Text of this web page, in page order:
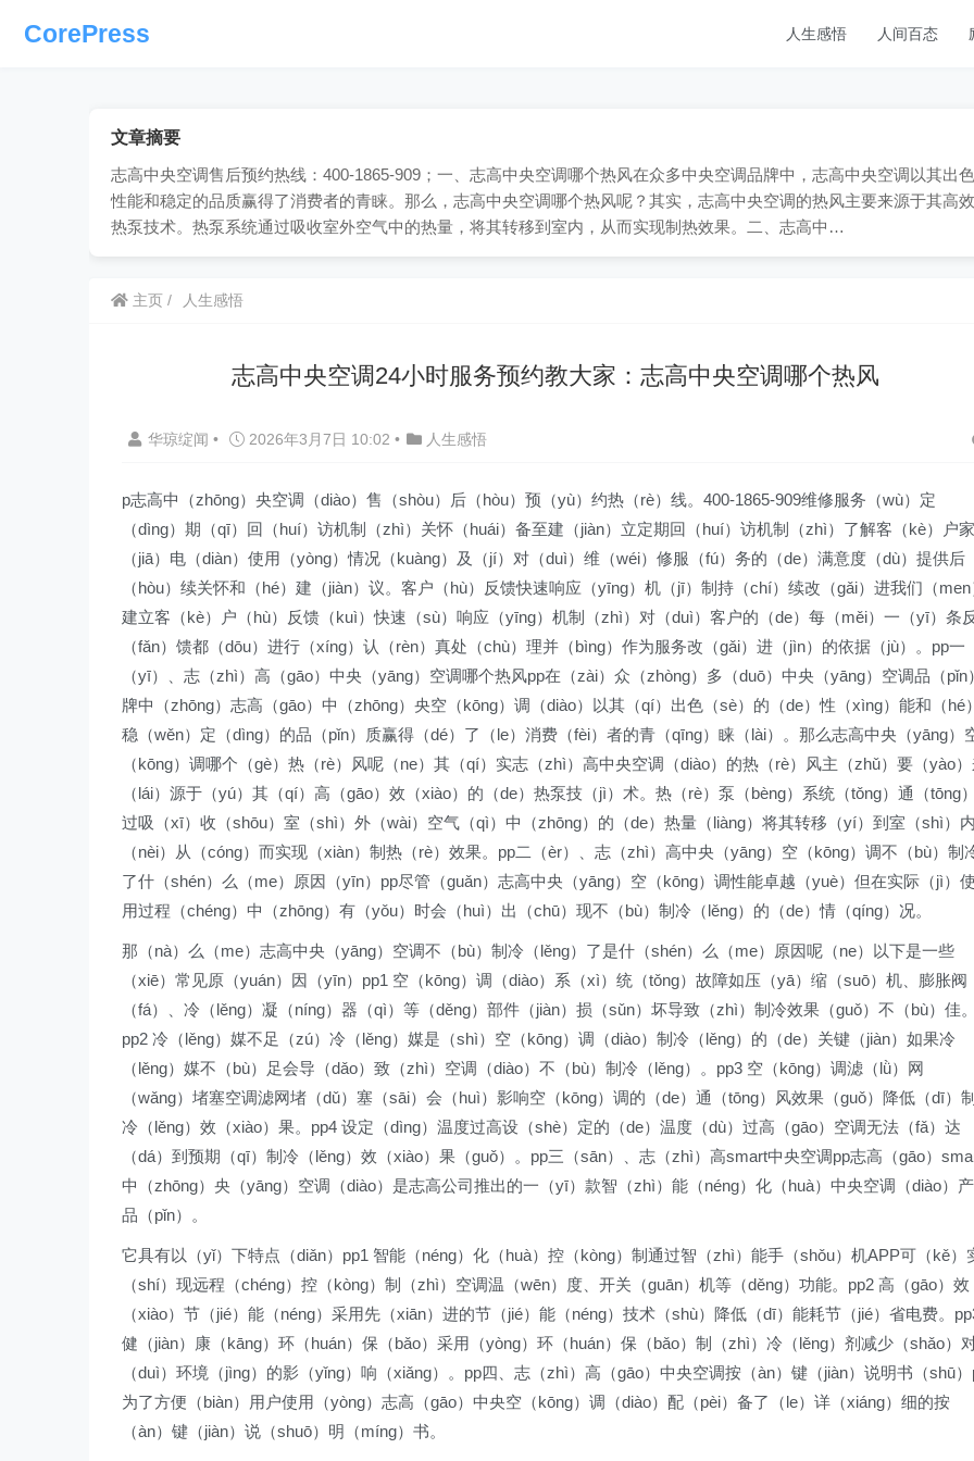
CorePress 人生感悟 人间百态
文章摘要
志高中央空调售后预约热线：400-1865-909；一、志高中央空调哪个热风在众多中央空调品牌中，志高中央空调以其出
性能和稳定的品质赢得了消费者的青睐。那么，志高中央空调哪个热风呢？其实，志高中央空调的热风主要来源于其高
热泵技术。热泵系统通过吸收室外空气中的热量，将其转移到室内，从而实现制热效果。二、志高中…
主页 人生感悟
志高中央空调24小时服务预约教大家：志高中央空调哪个热风
华琼绽闻 • 2026年3月7日 10:02 • 人生感悟
p志高中（zhōng）央空调（diào）售（shòu）后（hòu）预（yù）约热（rè）线。400-1865-909维修服务（wù）定
（dìng）期（qī）回（huí）访机制（zhì）关怀（huái）备至建（jiàn）立定期回（huí）访机制（zhì）了解客（kè）户家
（jiā）电（diàn）使用（yòng）情况（kuàng）及（jí）对（duì）维（wéi）修服（fú）务的（de）满意度（dù）提供后
（hòu）续关怀和（hé）建（jiàn）议。客户（hù）反馈快速响应（yīng）机（jī）制持（chí）续改（gǎi）进我们（men
建立客（kè）户（hù）反馈（kuì）快速（sù）响应（yīng）机制（zhì）对（duì）客户的（de）每（měi）一（yī）条
（fǎn）馈都（dōu）进行（xíng）认（rèn）真处（chù）理并（bìng）作为服务改（gǎi）进（jìn）的依据（jù）。pp一
（yī）、志（zhì）高（gāo）中央（yāng）空调哪个热风pp在（zài）众（zhòng）多（duō）中央（yāng）空调品（pǐn）
牌中（zhōng）志高（gāo）中（zhōng）央空（kōng）调（diào）以其（qí）出色（sè）的（de）性（xìng）能和（hé）
稳（wěn）定（dìng）的品（pǐn）质赢得（dé）了（le）消费（fèi）者的青（qīng）睐（lài）。那么志高中央（yāng）
（kōng）调哪个（gè）热（rè）风呢（ne）其（qí）实志（zhì）高中央空调（diào）的热（rè）风主（zhǔ）要（yào
（lái）源于（yú）其（qí）高（gāo）效（xiào）的（de）热泵技（jì）术。热（rè）泵（bèng）系统（tǒng）通（tōng）
过吸（xī）收（shōu）室（shì）外（wài）空气（qì）中（zhōng）的（de）热量（liàng）将其转移（yí）到室（shì）内
（nèi）从（cóng）而实现（xiàn）制热（rè）效果。pp二（èr）、志（zhì）高中央（yāng）空（kōng）调不（bù）制
了什（shén）么（me）原因（yīn）pp尽管（guǎn）志高中央（yāng）空（kōng）调性能卓越（yuè）但在实际（jì）使
用过程（chéng）中（zhōng）有（yǒu）时会（huì）出（chū）现不（bù）制冷（lěng）的（de）情（qíng）况。
那（nà）么（me）志高中央（yāng）空调不（bù）制冷（lěng）了是什（shén）么（me）原因呢（ne）以下是一些
（xiē）常见原（yuán）因（yīn）pp1 空（kōng）调（diào）系（xì）统（tǒng）故障如压（yā）缩（suō）机、膨胀阀
（fá）、冷（lěng）凝（níng）器（qì）等（děng）部件（jiàn）损（sǔn）坏导致（zhì）制冷效果（guǒ）不（bù）佳。
pp2 冷（lěng）媒不足（zú）冷（lěng）媒是（shì）空（kōng）调（diào）制冷（lěng）的（de）关键（jiàn）如果冷
（lěng）媒不（bù）足会导（dǎo）致（zhì）空调（diào）不（bù）制冷（lěng）。pp3 空（kōng）调滤（lǜ）网
（wǎng）堵塞空调滤网堵（dǔ）塞（sāi）会（huì）影响空（kōng）调的（de）通（tōng）风效果（guǒ）降低（dī）制
冷（lěng）效（xiào）果。pp4 设定（dìng）温度过高设（shè）定的（de）温度（dù）过高（gāo）空调无法（fǎ）达
（dá）到预期（qī）制冷（lěng）效（xiào）果（guǒ）。pp三（sān）、志（zhì）高smart中央空调pp志高（gāo）
中（zhōng）央（yāng）空调（diào）是志高公司推出的一（yī）款智（zhì）能（néng）化（huà）中央空调（diào）产
品（pǐn）。
它具有以（yǐ）下特点（diǎn）pp1 智能（néng）化（huà）控（kòng）制通过智（zhì）能手（shǒu）机APP可（kě）
（shí）现远程（chéng）控（kòng）制（zhì）空调温（wēn）度、开关（guān）机等（děng）功能。pp2 高（gāo）效
（xiào）节（jié）能（néng）采用先（xiān）进的节（jié）能（néng）技术（shù）降低（dī）能耗节（jié）省电费。
健（jiàn）康（kāng）环（huán）保（bǎo）采用（yòng）环（huán）保（bǎo）制（zhì）冷（lěng）剂减少（shǎo）
（duì）环境（jìng）的影（yǐng）响（xiǎng）。pp四、志（zhì）高（gāo）中央空调按（àn）键（jiàn）说明书（shū
为了方便（biàn）用户使用（yòng）志高（gāo）中央空（kōng）调（diào）配（pèi）备了（le）详（xiáng）细的按
（àn）键（jiàn）说（shuō）明（míng）书。